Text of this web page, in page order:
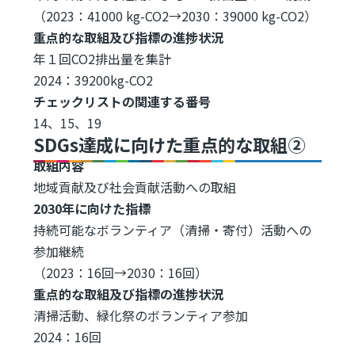
（2023：41000 kg-CO2→2030：39000 kg-CO2）
重点的な取組及び指標の進捗状況
年１回CO2排出量を集計
2024：39200kg-CO2
チェックリストの関連する番号
14、15、19
SDGs達成に向けた重点的な取組②
取組内容
地域貢献及び社会貢献活動への取組
2030年に向けた指標
持続可能なボランティア（清掃・寄付）活動への
参加継続
（2023：16回→2030：16回）
重点的な取組及び指標の進捗状況
清掃活動、緑化祭のボランティア参加
2024：16回